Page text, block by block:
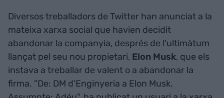
Diversos treballadors de Twitter han anunciat a la
mateixa xarxa social que havien decidit
abandonar la companyia, després de l'ultimàtum
llançat pel seu nou propietari, Elon Musk, que els
instava a treballar de valent o a abandonar la
firma. "De: DM d'Enginyeria a Elon Musk.